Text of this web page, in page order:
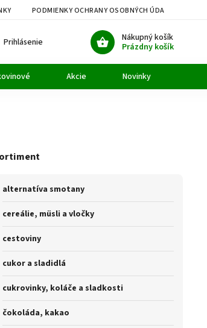
PODMIENKY OCHRANY OSOBNÝCH ÚDAJOV
Nákupný košík
Prázdny košík
Prihlásenie
Akcie Novinky
alternatíva smotany
cereálie, müsli a vločky
cestoviny
cukor a sladidlá
cukrovinky, koláče a sladkosti
čokoláda, kakao